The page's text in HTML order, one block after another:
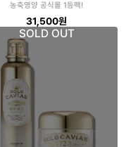
농축영양 공식몰 1등팩!
31,500원
SOLD OUT